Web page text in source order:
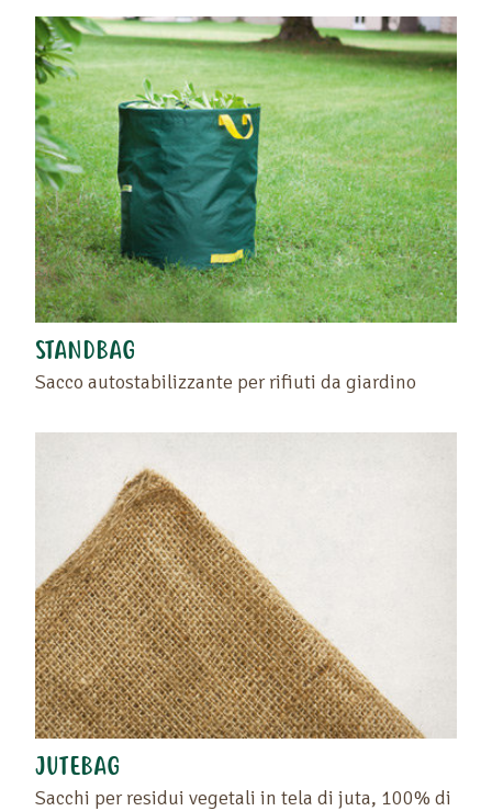
STANDBAG
Sacco autostabilizzante per rifiuti da giardino
JUTEBAG
Sacchi per residui vegetali in tela di juta, 100% di